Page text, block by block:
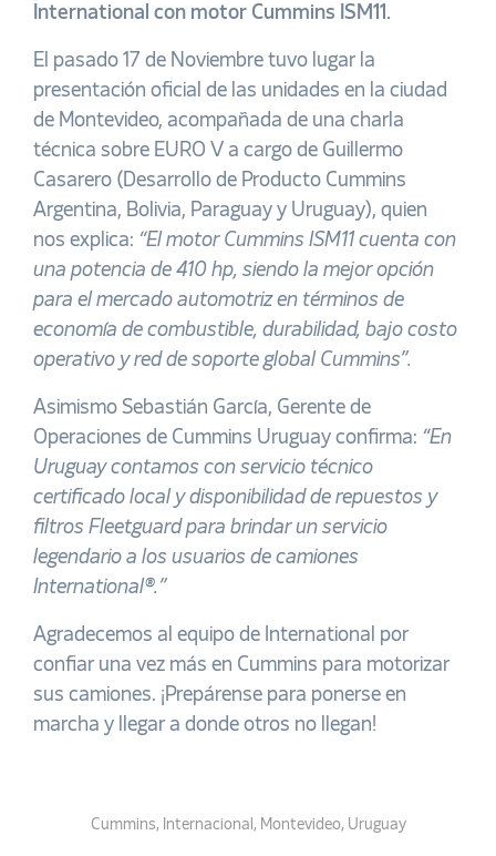
International con motor Cummins ISM11.
El pasado 17 de Noviembre tuvo lugar la
presentación oficial de las unidades en la ciudad
de Montevideo, acompañada de una charla
técnica sobre EURO V a cargo de Guillermo
Casarero (Desarrollo de Producto Cummins
Argentina, Bolivia, Paraguay y Uruguay), quien
nos explica: “El motor Cummins ISM11 cuenta con
una potencia de 410 hp, siendo la mejor opción
para el mercado automotriz en términos de
economía de combustible, durabilidad, bajo costo
operativo y red de soporte global Cummins”.
Asimismo Sebastián García, Gerente de
Operaciones de Cummins Uruguay confirma: “En
Uruguay contamos con servicio técnico
certificado local y disponibilidad de repuestos y
filtros Fleetguard para brindar un servicio
legendario a los usuarios de camiones
International®.”
Agradecemos al equipo de International por
confiar una vez más en Cummins para motorizar
sus camiones. ¡Prepárense para ponerse en
marcha y llegar a donde otros no llegan!
Cummins, Internacional , Montevideo, Uruguay